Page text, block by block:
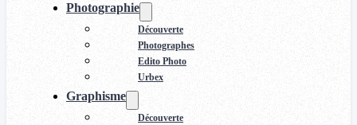
Photographie
Découverte
Photographes
Edito Photo
Urbex
Graphisme
Découverte